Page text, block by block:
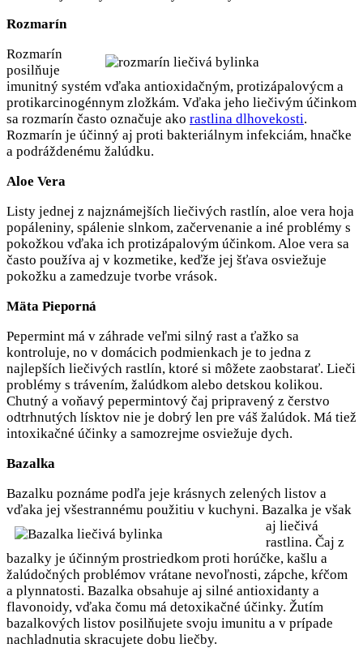
Rozmarín
Rozmarín
posilňuje
imunitný systém vďaka antioxidačným, protizápalovýcm a
protikarcinogénnym zložkám. Vďaka jeho liečivým účinkom
sa rozmarín často označuje ako rastlina dlhovekosti.
Rozmarín je účinný aj proti bakteriálnym infekciám, hnačke
a podráždenému žalúdku.
Aloe Vera
Listy jednej z najznámejších liečivých rastlín, aloe vera hoja
popáleniny, spálenie slnkom, začervenanie a iné problémy s
pokožkou vďaka ich protizápalovým účinkom. Aloe vera sa
často používa aj v kozmetike, keďže jej šťava osviežuje
pokožku a zamedzuje tvorbe vrások.
Mäta Pieporná
Pepermint má v záhrade veľmi silný rast a ťažko sa
kontroluje, no v domácich podmienkach je to jedna z
najlepších liečivých rastlín, ktoré si môžete zaobstarať. Lieči
problémy s trávením, žalúdkom alebo detskou kolikou.
Chutný a voňavý pepermintový čaj pripravený z čerstvo
odtrhnutých lísktov nie je dobrý len pre váš žalúdok. Má tiež
intoxikačné účinky a samozrejme osviežuje dych.
Bazalka
Bazalku poznáme podľa jeje krásnych zelených listov a
vďaka jej všestrannému použitiu v kuchyni. Bazalka je však
aj liečivá
rastlina. Čaj z
bazalky je účinným prostriedkom proti horúčke, kašlu a
žalúdočných problémov vrátane nevoľnosti, zápche, kŕčom
a plynnatosti. Bazalka obsahuje aj silné antioxidanty a
flavonoidy, vďaka čomu má detoxikačné účinky. Žutím
bazalkových listov posilňujete svoju imunitu a v prípade
nachladnutia skracujete dobu liečby.